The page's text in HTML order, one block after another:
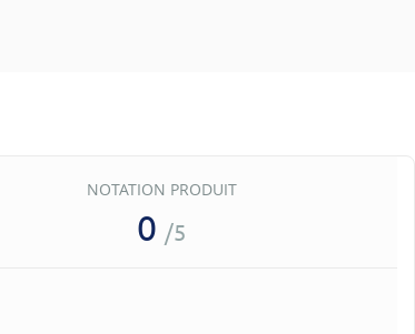
NOTATION PRODUIT
0 /5